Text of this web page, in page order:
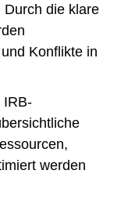
Durch die klare
Konflikte in
IRB-
werden